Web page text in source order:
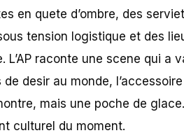
en quete d’ombre, des
tension logistique et des
L’AP raconte une scene qui a
desir au monde,
mais une poche de
culturel du moment.